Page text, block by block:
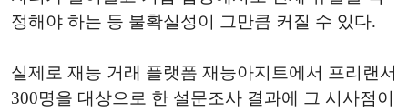
정해야 하는 등 불확실성이 그만큼 커질 수 있다.
실제로 재능 거래 플랫폼 재능아지트에서 프리랜서
300명을 대상으로 한 설문조사 결과에 그 시사점이